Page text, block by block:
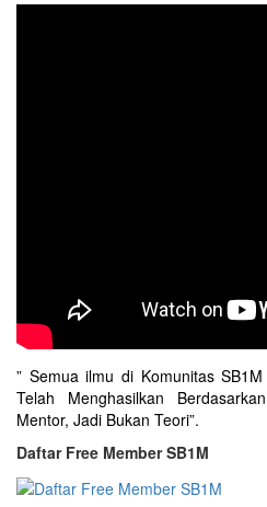
” Semua ilmu di Komunitas
Telah Menghasilkan
Mentor, Jadi Bukan Teori”.
Daftar Free Member SB1M